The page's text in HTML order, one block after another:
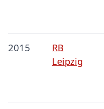
2015
RB
Leipzig